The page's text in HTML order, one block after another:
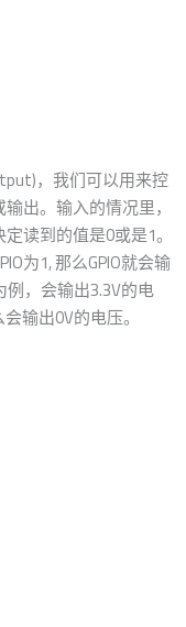
，我们可以用来控
出。输入的情况里，
读到的值是0或是1。
为1, 那么GPIO就会输
，会输出3.3V的电
输出0V的电压。